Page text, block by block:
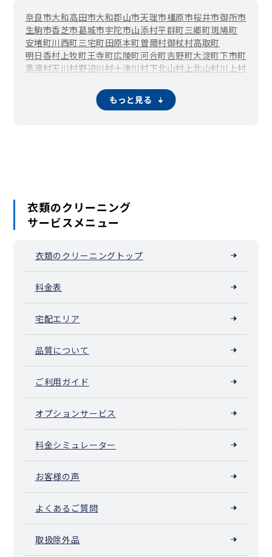
奈良市大和高田市大和郡山市天理市橿原市桜井市御所市
生駒市香芝市葛城市宇陀市山添村平群町三郷町斑鳩町
安堵町川西町三宅町田原本町 曽爾村御杖村高取町
明日香村 上牧町王寺町広陵町河合町吉野町大淀町下市町
黒滝村天川村野迫川村十津川村下北山村 上北山村川上村
もっと見る
衣類のクリーニング
サービスメニュー
衣類のクリーニングトップ
料金表
宅配エリア
品質について
ご利用ガイド
オプションサービス
料金シミュレーター
お客様の声
よくあるご質問
取扱除外品